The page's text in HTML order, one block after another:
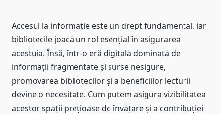
Accesul la informație este un drept fundamental, iar
bibliotecile joacă un rol esențial în asigurarea
acestuia. Însă, într-o eră digitală dominată de
informații fragmentate și surse nesigure,
promovarea bibliotecilor și a beneficiilor lecturii
devine o necesitate. Cum putem asigura vizibilitatea
acestor spații prețioase de învățare și a contribuției